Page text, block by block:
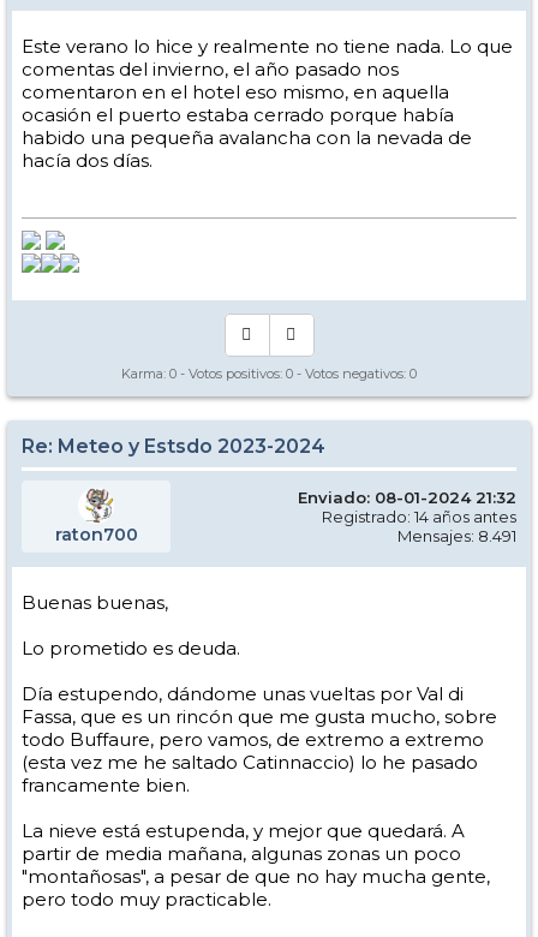
Este verano lo hice y realmente no tiene nada. Lo que
comentas del invierno, el año pasado nos
comentaron en el hotel eso mismo, en aquella
ocasión el puerto estaba cerrado porque había
habido una pequeña avalancha con la nevada de
hacía dos días.
Karma: 0 - Votos positivos: 0 - Votos negativos: 0
Re: Meteo y Estsdo 2023-2024
raton700
Enviado: 08-01-2024 21:32
Registrado: 14 años antes
Mensajes: 8.491
Buenas buenas,
Lo prometido es deuda.
Día estupendo, dándome unas vueltas por Val di
Fassa, que es un rincón que me gusta mucho, sobre
todo Buffaure, pero vamos, de extremo a extremo
(esta vez me he saltado Catinnaccio) lo he pasado
francamente bien.
La nieve está estupenda, y mejor que quedará. A
partir de media mañana, algunas zonas un poco
"montañosas", a pesar de que no hay mucha gente,
pero todo muy practicable.